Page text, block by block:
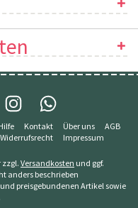
Kontakt Über uns
AGB
Widerrufsrecht Impressum
zzgl.Versandkosten und ggf.
anders beschrieben
preisgebundenen Artikel sowie